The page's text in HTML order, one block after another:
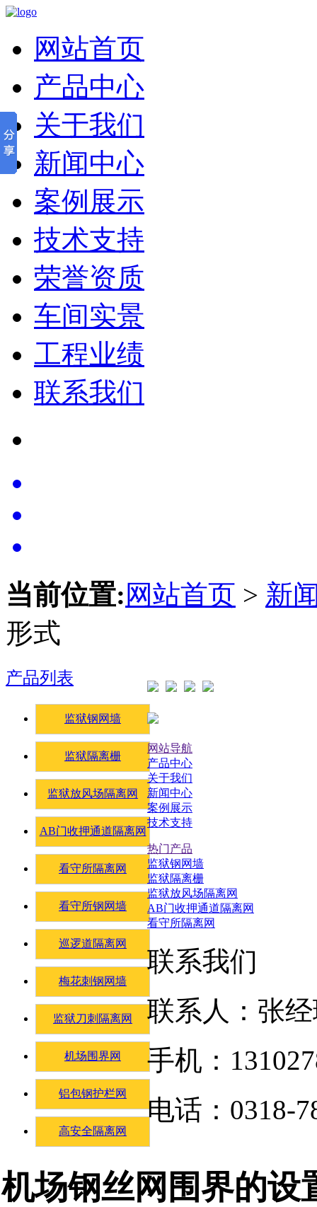
网站首页
产品中心
关于我们
新闻中心
案例展示
技术支持
荣誉资质
车间实景
工程业绩
联系我们
当前位置: 网站首页 > 新
形式
产品列表
监狱钢网墙
监狱隔离栅
监狱放风场隔离网
AB门收押通道隔离网
看守所隔离网
看守所钢网墙
巡逻道隔离网
梅花刺钢网墙
监狱刀刺隔离网
机场围界网
铝包钢护栏网
高安全隔离网
机场钢丝网围界的设
网站导航
产品中心
关于我们
新闻中心
案例展示
技术支持
热门产品
监狱钢网墙
监狱隔离栅
监狱放风场隔离网
AB门收押通道隔离网
看守所隔离网
联系我们
联系人：张
手机：
电话：0318-